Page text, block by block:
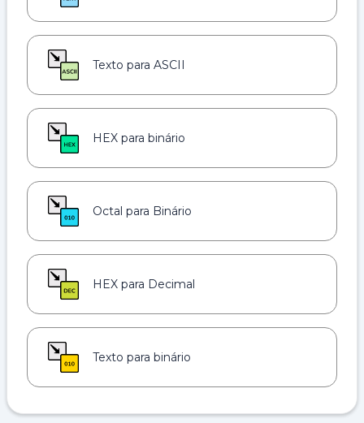
Texto para ASCII
HEX para binário
Octal para Binário
HEX para Decimal
Texto para binário